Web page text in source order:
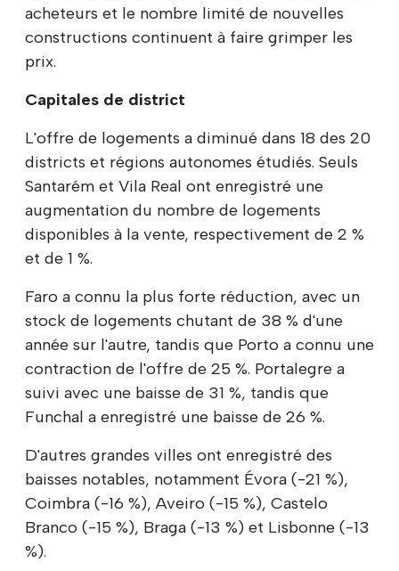
acheteurs et le nombre limité de nouvelles
constructions continuent à faire grimper les
prix.
Capitales de district
L'offre de logements a diminué dans 18 des 20
districts et régions autonomes étudiés. Seuls
Santarém et Vila Real ont enregistré une
augmentation du nombre de logements
disponibles à la vente, respectivement de 2 %
et de 1 %.
Faro a connu la plus forte réduction, avec un
stock de logements chutant de 38 % d'une
année sur l'autre, tandis que Porto a connu une
contraction de l'offre de 25 %. Portalegre a
suivi avec une baisse de 31 %, tandis que
Funchal a enregistré une baisse de 26 %.
D'autres grandes villes ont enregistré des
baisses notables, notamment Évora (-21 %),
Coimbra (-16 %), Aveiro (-15 %), Castelo
Branco (-15 %), Braga (-13 %) et Lisbonne (-13
%).